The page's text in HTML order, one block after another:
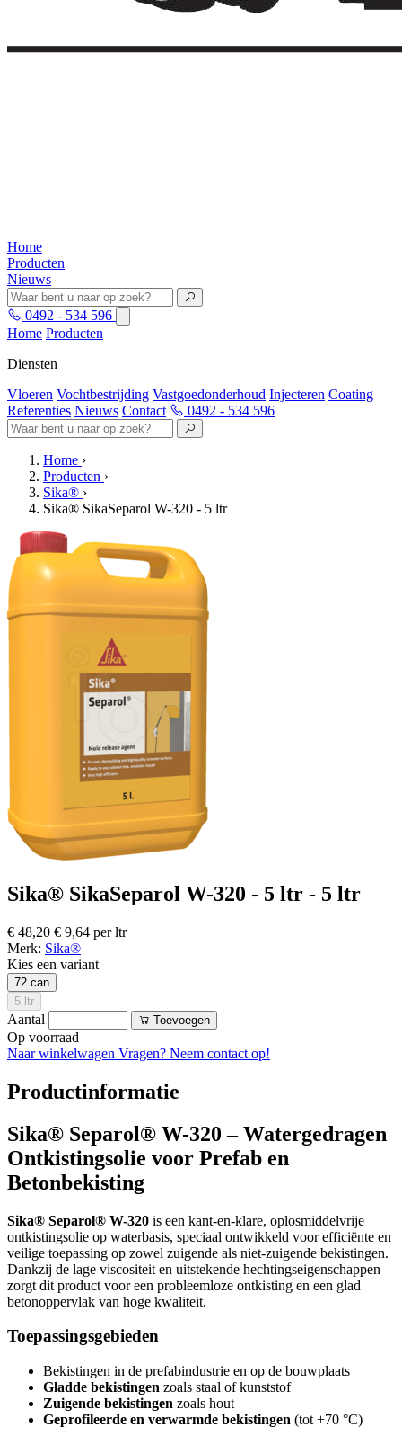
Home
Producten
Nieuws
0492 - 534 596
Home Producten
Diensten
Vloeren Vochtbestrijding Vastgoedonderhoud Injecteren Coating
Referenties Nieuws Contact 0492 - 534 596
Home ›
Producten ›
Sika® ›
Sika® SikaSeparol W-320 - 5 ltr
Sika® SikaSeparol W-320 - 5 ltr - 5 ltr
€ 48,20 € 9,64 per ltr
Merk: Sika®
Kies een variant
72 can
5 ltr
Aantal Toevoegen
Op voorraad
Naar winkelwagen Vragen? Neem contact op!
Productinformatie
Sika® Separol® W-320 – Watergedragen
Ontkistingsolie voor Prefab en
Betonbekisting
Sika® Separol® W-320 is een kant-en-klare, oplosmiddelvrije
ontkistingsolie op waterbasis, speciaal ontwikkeld voor efficiënte en
veilige toepassing op zowel zuigende als niet-zuigende bekistingen.
Dankzij de lage viscositeit en uitstekende hechtingseigenschappen
zorgt dit product voor een probleemloze ontkisting en een glad
betonoppervlak van hoge kwaliteit.
Toepassingsgebieden
Bekistingen in de prefabindustrie en op de bouwplaats
Gladde bekistingen zoals staal of kunststof
Zuigende bekistingen zoals hout
Geprofileerde en verwarmde bekistingen (tot +70 °C)